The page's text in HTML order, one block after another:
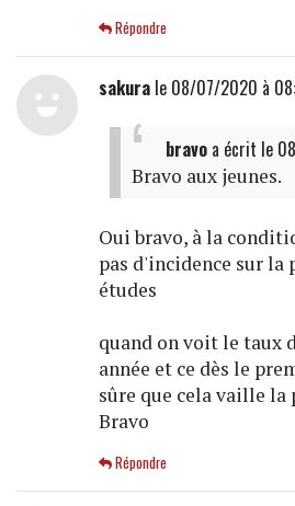
Répondre
sakurale 08/07/2020 à
bravoa écrit le
Bravo aux jeunes.
Oui bravo, à la
pas d'incidence sur la
études
quand on voit le taux
année et ce dès le
sûre que cela vaille la
Bravo
Répondre